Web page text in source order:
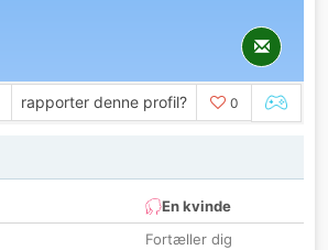
rapporter denne profil? 0
En kvinde
Fortæller dig